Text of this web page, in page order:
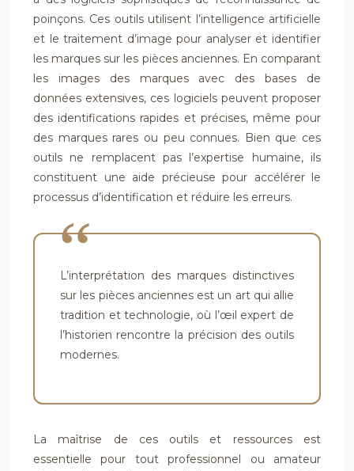
poinçons. Ces outils utilisent l’intelligence artificielle
et le traitement d’image pour analyser et identifier
les marques sur les pièces anciennes. En comparant
les images des marques avec des bases de
données extensives, ces logiciels peuvent proposer
des identifications rapides et précises, même pour
des marques rares ou peu connues. Bien que ces
outils ne remplacent pas l’expertise humaine, ils
constituent une aide précieuse pour accélérer le
processus d’identification et réduire les erreurs.
L’interprétation des marques distinctives
sur les pièces anciennes est un art qui allie
tradition et technologie, où l’œil expert de
l’historien rencontre la précision des outils
modernes.
La maîtrise de ces outils et ressources est
essentielle pour tout professionnel ou amateur